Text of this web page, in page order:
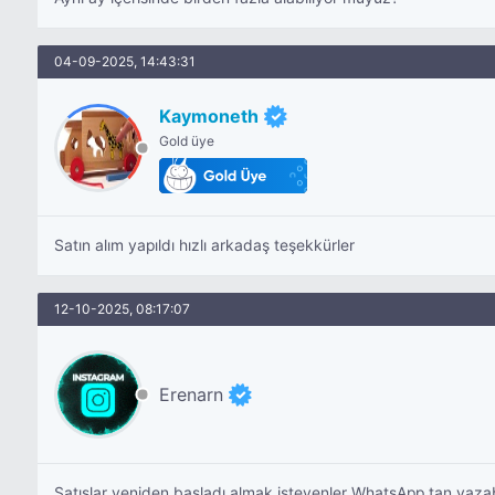
04-09-2025, 14:43:31
Kaymoneth
Gold üye
Satın alım yapıldı hızlı arkadaş teşekkürler
12-10-2025, 08:17:07
Erenarn